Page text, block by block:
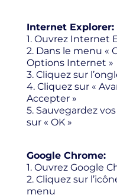
Internet Explorer:
1. Ouvrez Internet
2. Dans le menu «
Options Internet »
3. Cliquez sur
4. Cliquez sur «
Accepter »
5. Sauvegardez
sur « OK »
Google Chrome:
1. Ouvrez Google
2. Cliquez sur
menu